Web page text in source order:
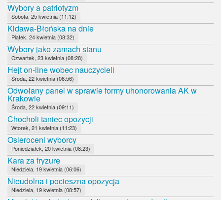
Wybory a patriotyzm
Sobota, 25 kwietnia (11:12)
Kidawa-Błońska na dnie
Piątek, 24 kwietnia (08:32)
Wybory jako zamach stanu
Czwartek, 23 kwietnia (08:28)
Hejt on-line wobec nauczycieli
Środa, 22 kwietnia (06:56)
Odwołany panel w sprawie formy uhonorowania AK w
Krakowie
Środa, 22 kwietnia (09:11)
Chocholi taniec opozycji
Wtorek, 21 kwietnia (11:23)
Osieroceni wyborcy
Poniedziałek, 20 kwietnia (08:23)
Kara za fryzurę
Niedziela, 19 kwietnia (06:06)
Nieudolna i pocieszna opozycja
Niedziela, 19 kwietnia (08:57)